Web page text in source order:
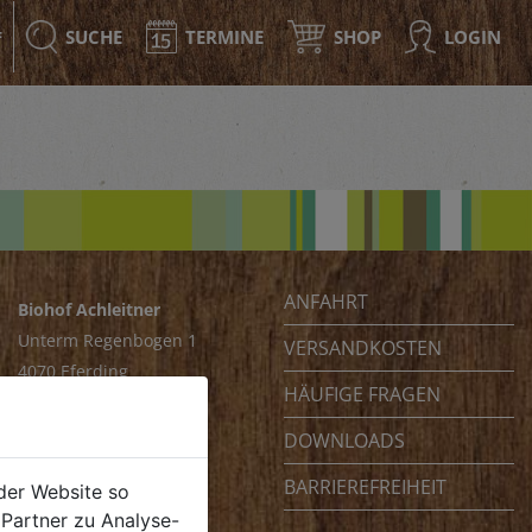
SUCHE TERMINE SHOP LOGIN
Biohof Achleitner
Unterm Regenbogen 1
4070 Eferding
ANFAHRT
VERSANDKOSTEN
HÄUFIGE FRAGEN
DOWNLOADS
BARRIEREFREIHEIT
Website so
zu Analyse-